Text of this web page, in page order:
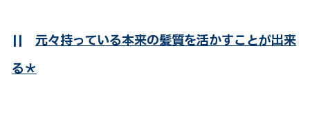
|| 元々持っている本来の髪質を活かすことが出来
る＊